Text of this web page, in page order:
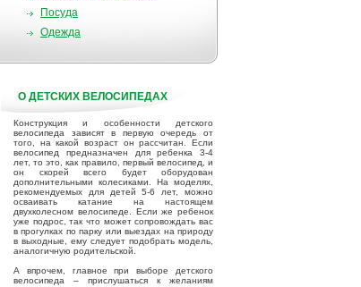
Посуда
Одежда
О ДЕТСКИХ ВЕЛОСИПЕДАХ
Конструкция и особенности детского
велосипеда зависят в первую очередь от
того, на какой возраст он рассчитан. Если
велосипед предназначен для ребенка 3-4
лет, то это, как правило, первый велосипед, и
он скорей всего будет оборудован
дополнительными колесиками. На моделях,
рекомендуемых для детей 5-6 лет, можно
осваивать катание на настоящем
двухколесном велосипеде. Если же ребенок
уже подрос, так что может сопровождать вас
в прогулках по парку или выездах на природу
в выходные, ему следует подобрать модель,
аналогичную родительской.
А впрочем, главное при выборе детского
велосипеда – прислушаться к желаниям